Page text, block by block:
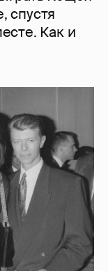
спустя
Как и